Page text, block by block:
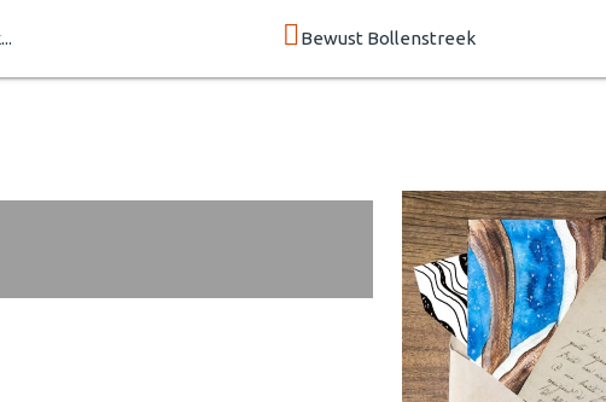
Bewust Bollenstreek